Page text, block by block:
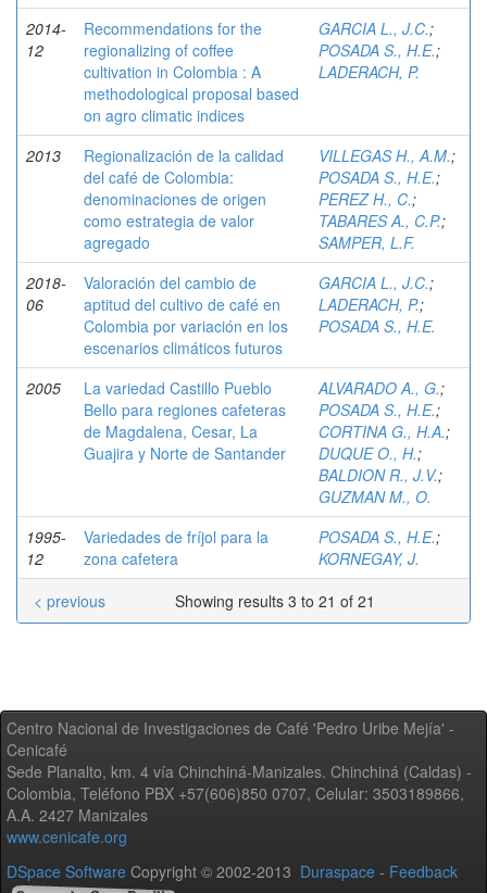
2014-
12
Recommendations for the
regionalizing of coffee
cultivation in Colombia : A
methodological proposal based
on agro climatic indices
GARCIA L., J.C.;
POSADA S., H.E.;
LADERACH, P.
2013
Regionalización de la calidad
del café de Colombia:
denominaciones de origen
como estrategia de valor
agregado
VILLEGAS H., A.M.;
POSADA S., H.E.;
PEREZ H., C.;
TABARES A., C.P.;
SAMPER, L.F.
2018-
06
Valoración del cambio de
aptitud del cultivo de café en
Colombia por variación en los
escenarios climáticos futuros
GARCIA L., J.C.;
LADERACH, P.;
POSADA S., H.E.
2005
La variedad Castillo Pueblo
Bello para regiones cafeteras
de Magdalena, Cesar, La
Guajira y Norte de Santander
ALVARADO A., G.;
POSADA S., H.E.;
CORTINA G., H.A.;
DUQUE O., H.;
BALDION R., J.V.;
GUZMAN M., O.
1995-
12
Variedades de fríjol para la
zona cafetera
POSADA S., H.E.;
KORNEGAY, J.
Showing results 3 to 21 of 21
< previous
Centro Nacional de Investigaciones de Café 'Pedro Uribe Mejía' -
Cenicafé
Sede Planalto, km. 4 vía Chinchiná-Manizales. Chinchiná (Caldas) -
Colombia, Teléfono PBX +57(606)850 0707, Celular: 3503189866,
A.A. 2427 Manizales
www.cenicafe.org
DSpace Software Copyright © 2002-2013 Duraspace - Feedback